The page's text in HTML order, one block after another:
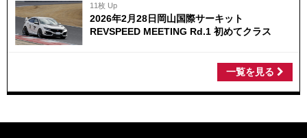
11枚 Up
2026年2月28日岡山国際サーキット
REVSPEED MEETING Rd.1 初めてクラス
一覧を見る